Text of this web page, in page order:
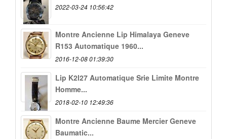
2022-03-24 10:56:42
Montre Ancienne Lip Himalaya Geneve
R153 Automatique 1960...
2016-12-08 01:39:30
Lip K2l27 Automatique Srie Limite Montre
Homme...
2018-02-10 12:49:36
Montre Ancienne Baume Mercier Geneve
Baumatic...